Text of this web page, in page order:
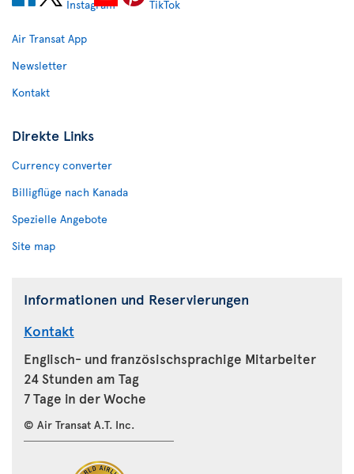
Air Transat App
Newsletter
Kontakt
Direkte Links
Currency converter
Billigflüge nach Kanada
Spezielle Angebote
Site map
Informationen und Reservierungen
Kontakt
Englisch- und französischsprachige Mitarbeiter
24 Stunden am Tag
7 Tage in der Woche
© Air Transat A.T. Inc.